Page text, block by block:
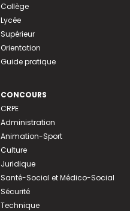
Collège
Lycée
Supérieur
Orientation
Guide pratique
CONCOURS
CRPE
Administration
Animation-Sport
Culture
Juridique
Santé-Social et Médico-Social
Sécurité
Technique